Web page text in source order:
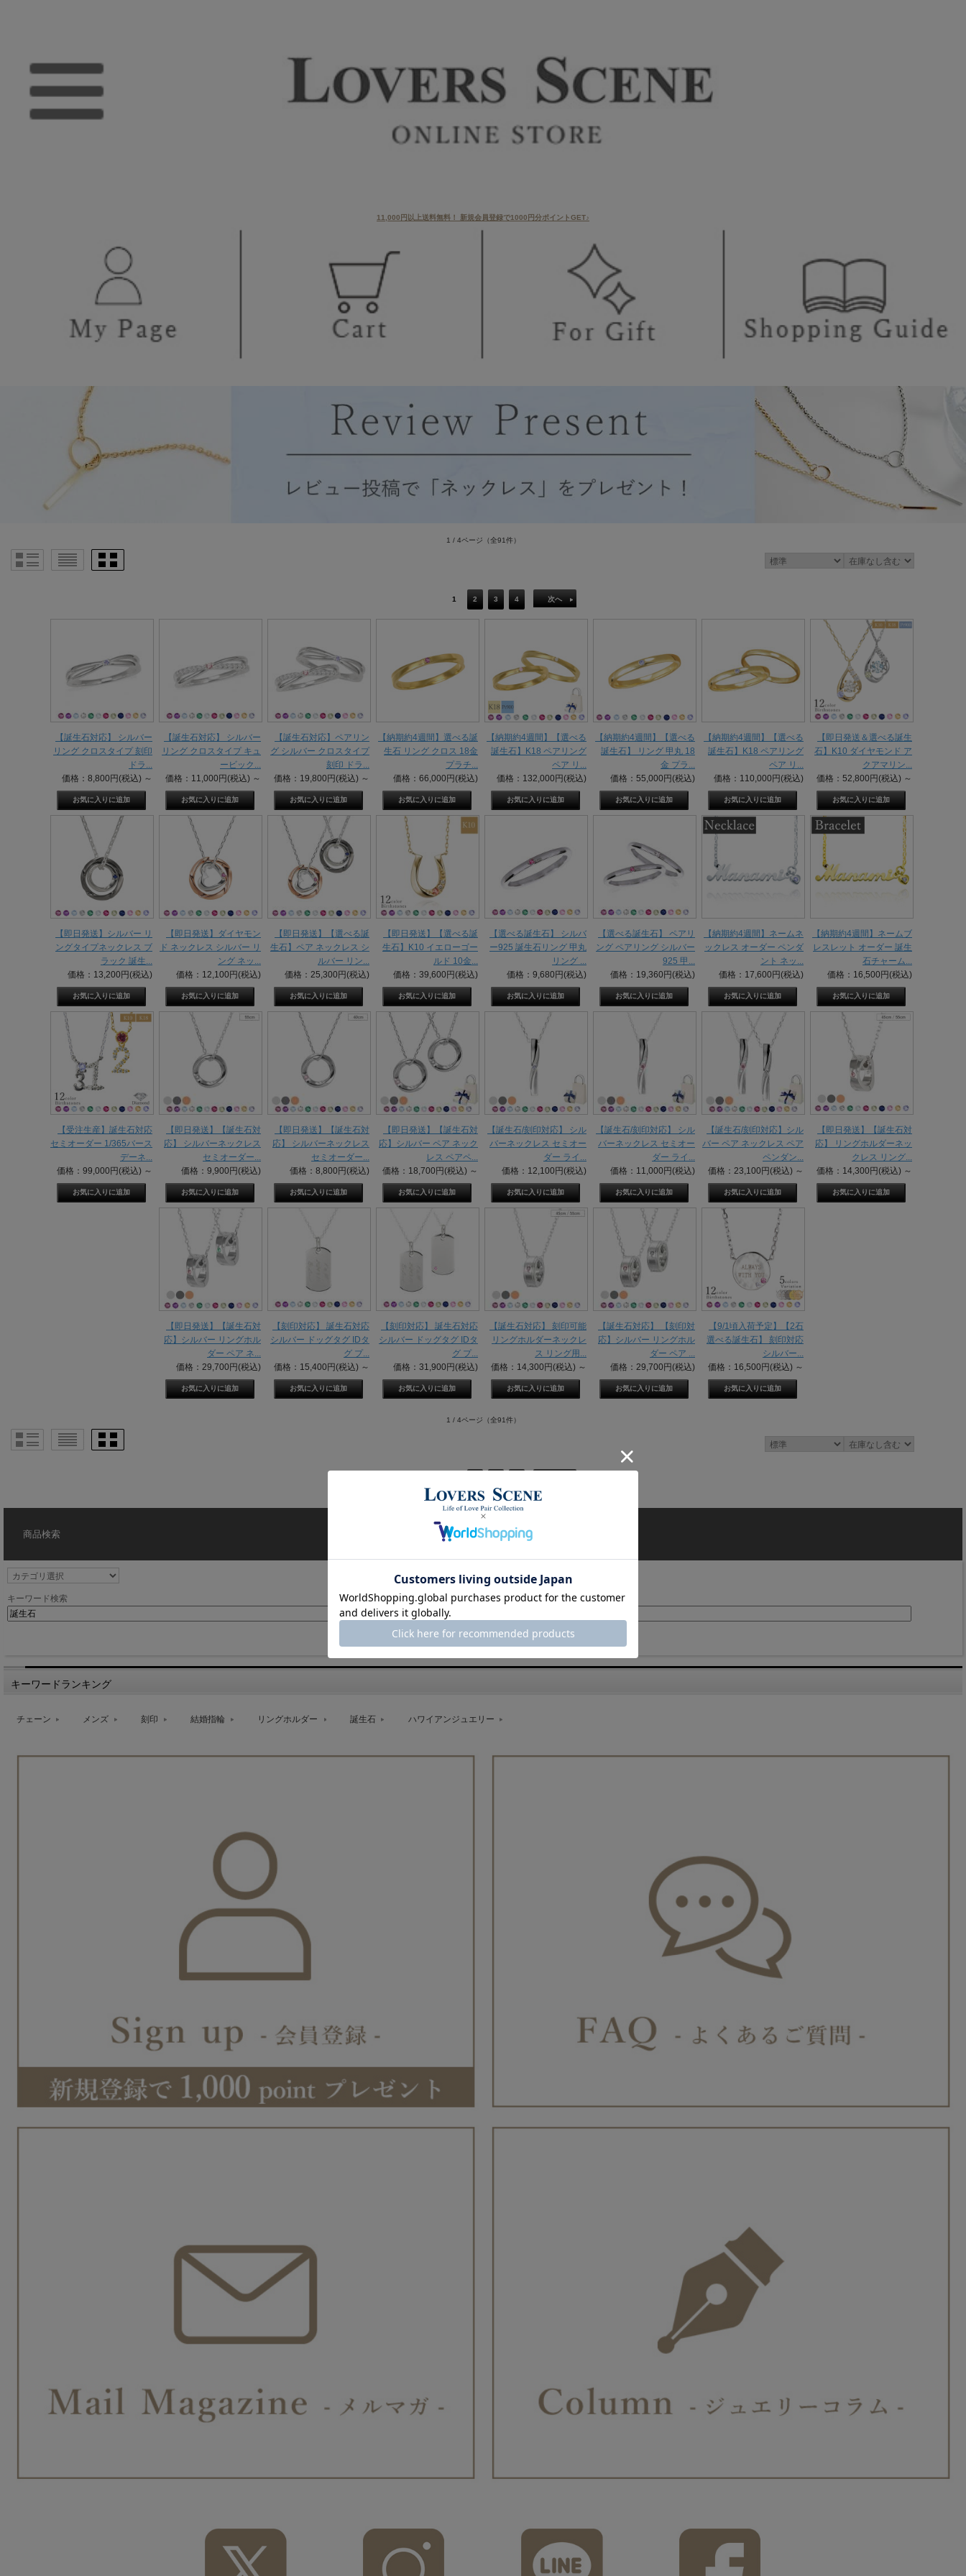
11,000円以上送料無料！ 新規会員登録で1000円分ポイントGET♪
1 / 4ページ （全91件）
1 2 3 4 次へ
【誕生石対応】 シルバー
リング クロスタイプ 刻印
ドラ...
価格：8,800円(税込) ～
【誕生石対応】 シルバー
リング クロスタイプ キュ
ービック...
価格：11,000円(税込) ～
【誕生石対応】ペアリン
グ シルバー クロスタイプ
刻印 ドラ...
価格：19,800円(税込) ～
【納期約4週間】選べる誕
生石 リング クロス 18金
プラチ...
価格：66,000円(税込)
【納期約4週間】【選べる
誕生石】K18 ペアリング
ペア リ...
価格：132,000円(税込)
【納期約4週間】【選べる
誕生石】 リング 甲丸 18
金 プラ...
価格：55,000円(税込)
【納期約4週間】【選べる
誕生石】K18 ペアリング
ペア リ...
価格：110,000円(税込)
【即日発送＆選べる誕生
石】K10 ダイヤモンド ア
クアマリン...
価格：52,800円(税込) ～
【即日発送】シルバー リ
ングタイプネックレス ブ
ラック 誕生...
価格：13,200円(税込)
【即日発送】ダイヤモン
ド ネックレス シルバー リ
ング ネッ...
価格：12,100円(税込)
【即日発送】【選べる誕
生石】ペア ネックレス シ
ルバー リン...
価格：25,300円(税込)
【即日発送】【選べる誕
生石】K10 イエローゴー
ルド 10金...
価格：39,600円(税込)
【選べる誕生石】 シルバ
ー925 誕生石リング 甲丸
リング ...
価格：9,680円(税込)
【選べる誕生石】 ペアリ
ング ペアリング シルバー
925 甲...
価格：19,360円(税込)
【納期約4週間】ネームネ
ックレス オーダー ペンダ
ント ネッ...
価格：17,600円(税込)
【納期約4週間】ネームブ
レスレット オーダー 誕生
石チャーム...
価格：16,500円(税込)
【受注生産】誕生石対応
セミオーダー 1/365バース
デーネ...
価格：99,000円(税込) ～
【即日発送】【誕生石対
応】 シルバーネックレス
セミオーダー...
価格：9,900円(税込)
【即日発送】【誕生石対
応】 シルバーネックレス
セミオーダー...
価格：8,800円(税込)
【即日発送】【誕生石対
応】シルバー ペア ネック
レス ペアペ...
価格：18,700円(税込) ～
【誕生石/刻印対応】 シル
バーネックレス セミオー
ダー ライ...
価格：12,100円(税込)
【誕生石/刻印対応】 シル
バーネックレス セミオー
ダー ライ...
価格：11,000円(税込)
【誕生石/刻印対応】シル
バー ペア ネックレス ペア
ペンダン...
価格：23,100円(税込) ～
【即日発送】【誕生石対
応】 リングホルダーネッ
クレス リング...
価格：14,300円(税込) ～
【即日発送】【誕生石対
応】シルバー リングホル
ダー ペア ネ...
価格：29,700円(税込)
【刻印対応】 誕生石対応
シルバー ドッグタグ IDタ
グ プ...
価格：15,400円(税込) ～
【刻印対応】 誕生石対応
シルバー ドッグタグ IDタ
グ プ...
価格：31,900円(税込)
【誕生石対応】 刻印可能
リングホルダーネックレ
ス リング用...
価格：14,300円(税込) ～
【誕生石対応】 【刻印対
応】シルバー リングホル
ダー ペア ...
価格：29,700円(税込)
【9/1頃入荷予定】【2石
選べる誕生石】 刻印対応
シルバー...
価格：16,500円(税込) ～
1 / 4ページ （全91件）
商品検索
キーワード検索
キーワードランキング
チェーン メンズ 刻印 結婚指輪 リングホルダー 誕生石 ハワイアンジュエリー